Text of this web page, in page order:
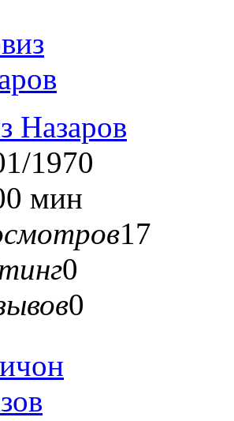
Назаров
1970
мин
17
0
0